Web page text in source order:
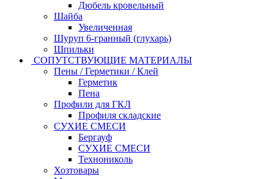
Дюбель кровельный
Шайба
Увеличенная
Шуруп 6-гранный (глухарь)
Шпильки
СОПУТСТВУЮЩИЕ МАТЕРИАЛЫ
Пены / Герметики / Клей
Герметик
Пена
Профили для ГКЛ
Профиля складские
СУХИЕ СМЕСИ
Бергауф
СУХИЕ СМЕСИ
Технониколь
Хозтовары